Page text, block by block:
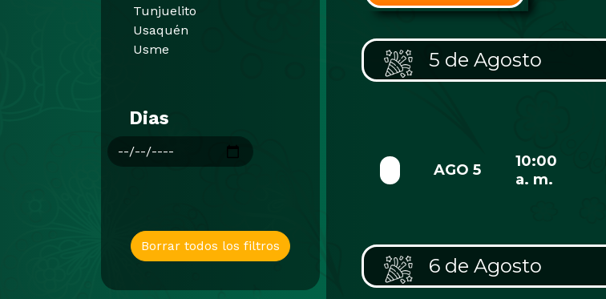
Tunjuelito
Usaquén
Usme
Dias
Borrar todos los filtros
5 de Agosto
AGO 5
10:00
a. m.
6 de Agosto